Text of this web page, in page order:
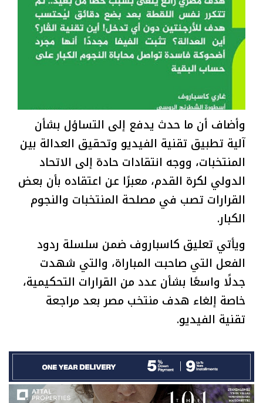
وأضاف أن ما حدث يدفع إلى التساؤل بشأن
آلية تطبيق تقنية الفيديو وتحقيق العدالة بين
المنتخبات، ووجه انتقادات حادة إلى الاتحاد
الدولي لكرة القدم، معبرًا عن اعتقاده بأن بعض
القرارات تصب في مصلحة المنتخبات والنجوم
الكبار.
ويأتي تعليق كاسباروف ضمن سلسلة ردود
الفعل التي صاحبت المباراة، والتي شهدت
جدلًا واسعًا بشأن عدد من القرارات التحكيمية،
خاصة إلغاء هدف منتخب مصر بعد مراجعة
تقنية الفيديو.